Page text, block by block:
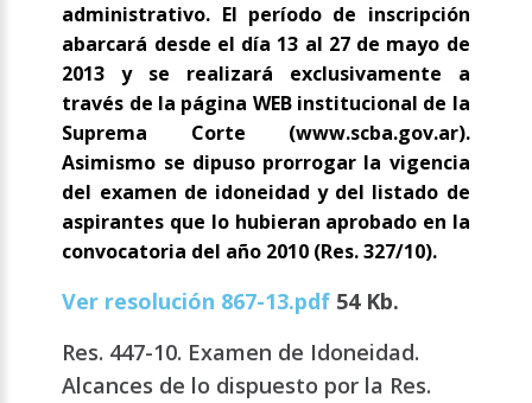
administrativo. El período de inscripción
abarcará desde el día 13 al 27 de mayo de
2013 y se realizará exclusivamente a
través de la página WEB institucional de la
Suprema Corte (www.scba.gov.ar).
Asimismo se dipuso prorrogar la vigencia
del examen de idoneidad y del listado de
aspirantes que lo hubieran aprobado en la
convocatoria del año 2010 (Res. 327/10).
Ver resolución 867-13.pdf 54 Kb.
Res. 447-10. Examen de Idoneidad.
Alcances de lo dispuesto por la Res.